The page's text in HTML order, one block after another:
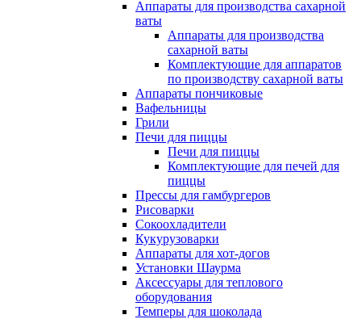
Аппараты для производства сахарной
ваты
Аппараты для производства
сахарной ваты
Комплектующие для аппаратов
по производству сахарной ваты
Аппараты пончиковые
Вафельницы
Грили
Печи для пиццы
Печи для пиццы
Комплектующие для печей для
пиццы
Прессы для гамбургеров
Рисоварки
Сокоохладители
Кукурузоварки
Аппараты для хот-догов
Установки Шаурма
Аксессуары для теплового
оборудования
Темперы для шоколада